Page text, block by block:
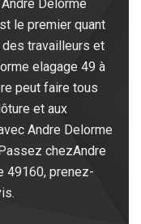
Delorme
le premier quant
travailleurs et
elagage 49 à
peut faire tous
et aux
Andre Delorme
chezAndre
49160, prenez-